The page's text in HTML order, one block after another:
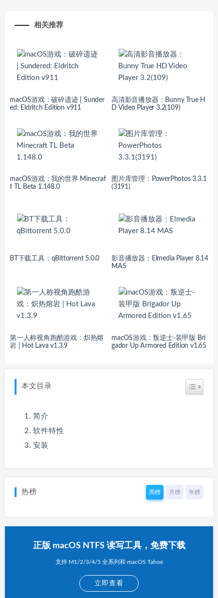
相关推荐
macOS游戏：破碎遗迹 | Sunder
ed: Eldritch Edition v911
高清影音播放器：Bunny True H
D Video Player 3.2(109)
macOS游戏：我的世界 Minecraf
t TL Beta 1.148.0
图片库管理：PowerPhotos 3.3.1
(3191)
BT下载工具：qBittorrent 5.0.0
影音播放器：Elmedia Player 8.14
MAS
第一人称视角跑酷游戏：炽热熔
岩 | Hot Lava v1.3.9
macOS游戏：叛逆士-装甲版 Bri
gador Up Armored Edition v1.65
本文目录
简介
软件特性
安装
热榜 周榜 月榜 年榜
正版 macOS NTFS 读写工具，免费下载
支持 M1/2/3/4/5 全系列和 macOS Tahoe
立即查看